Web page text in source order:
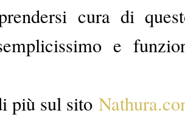
cura di
e
più sul sito